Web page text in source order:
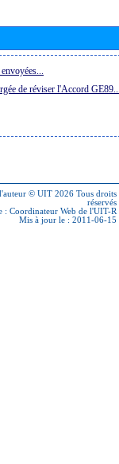
de réviser l'Accord
© UIT 2026 Tous droits
réservés
: Coordinateur Web de l'UIT-R
Mis à jour le : 2011-06-15